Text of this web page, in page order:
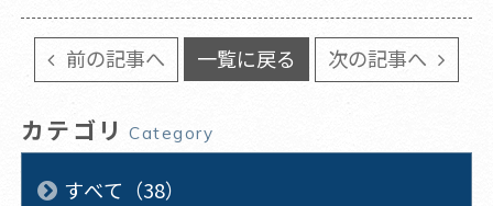
前の記事へ 一覧に戻る 次の記事へ
カテゴリ Category
すべて（38）